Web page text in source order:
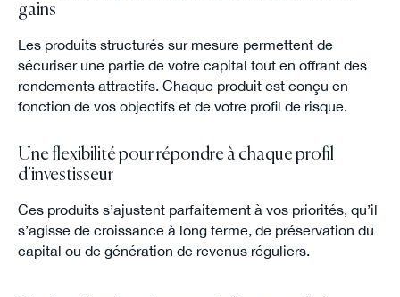
gains
Les produits structurés sur mesure permettent de
sécuriser une partie de votre capital tout en offrant des
rendements attractifs. Chaque produit est conçu en
fonction de vos objectifs et de votre profil de risque.
Une flexibilité pour répondre à chaque profil
d’investisseur
Ces produits s’ajustent parfaitement à vos priorités, qu’il
s’agisse de croissance à long terme, de préservation du
capital ou de génération de revenus réguliers.